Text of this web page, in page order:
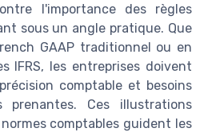
l'importance des règles
sous un angle pratique. Que
GAAP traditionnel ou en
IFRS, les entreprises doivent
comptable et besoins
prenantes. Ces illustrations
comptables guident les